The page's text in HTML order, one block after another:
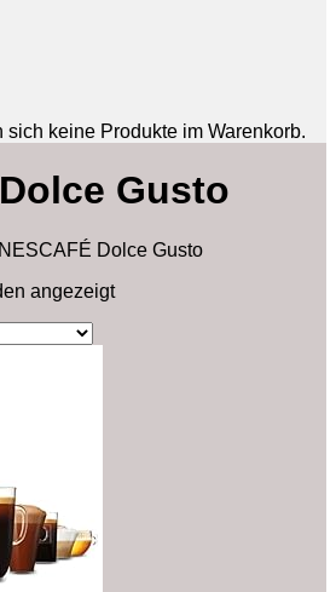
sich keine Produkte im Warenkorb.
Gusto
Dolce Gusto
angezeigt